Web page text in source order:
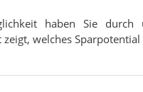
haben Sie
welches